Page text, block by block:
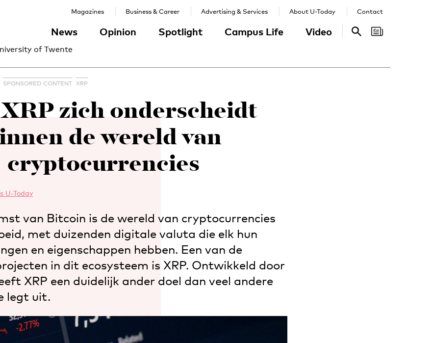
of Twente
News Opinion Spotlight Campus Life Video
Magazines Business & Career Advertising & Services About U-Today Contact
Search
SPONSORED CONTENT XRP
zich onderscheidt
de wereld van
cryptocurrencies
U-Today
van Bitcoin is de wereld van cryptocurrencies
met duizenden digitale valuta die elk hun
en eigenschappen hebben. Een van de
in dit ecosysteem is XRP. Ontwikkeld door
XRP een duidelijk ander doel dan veel andere
legt uit.